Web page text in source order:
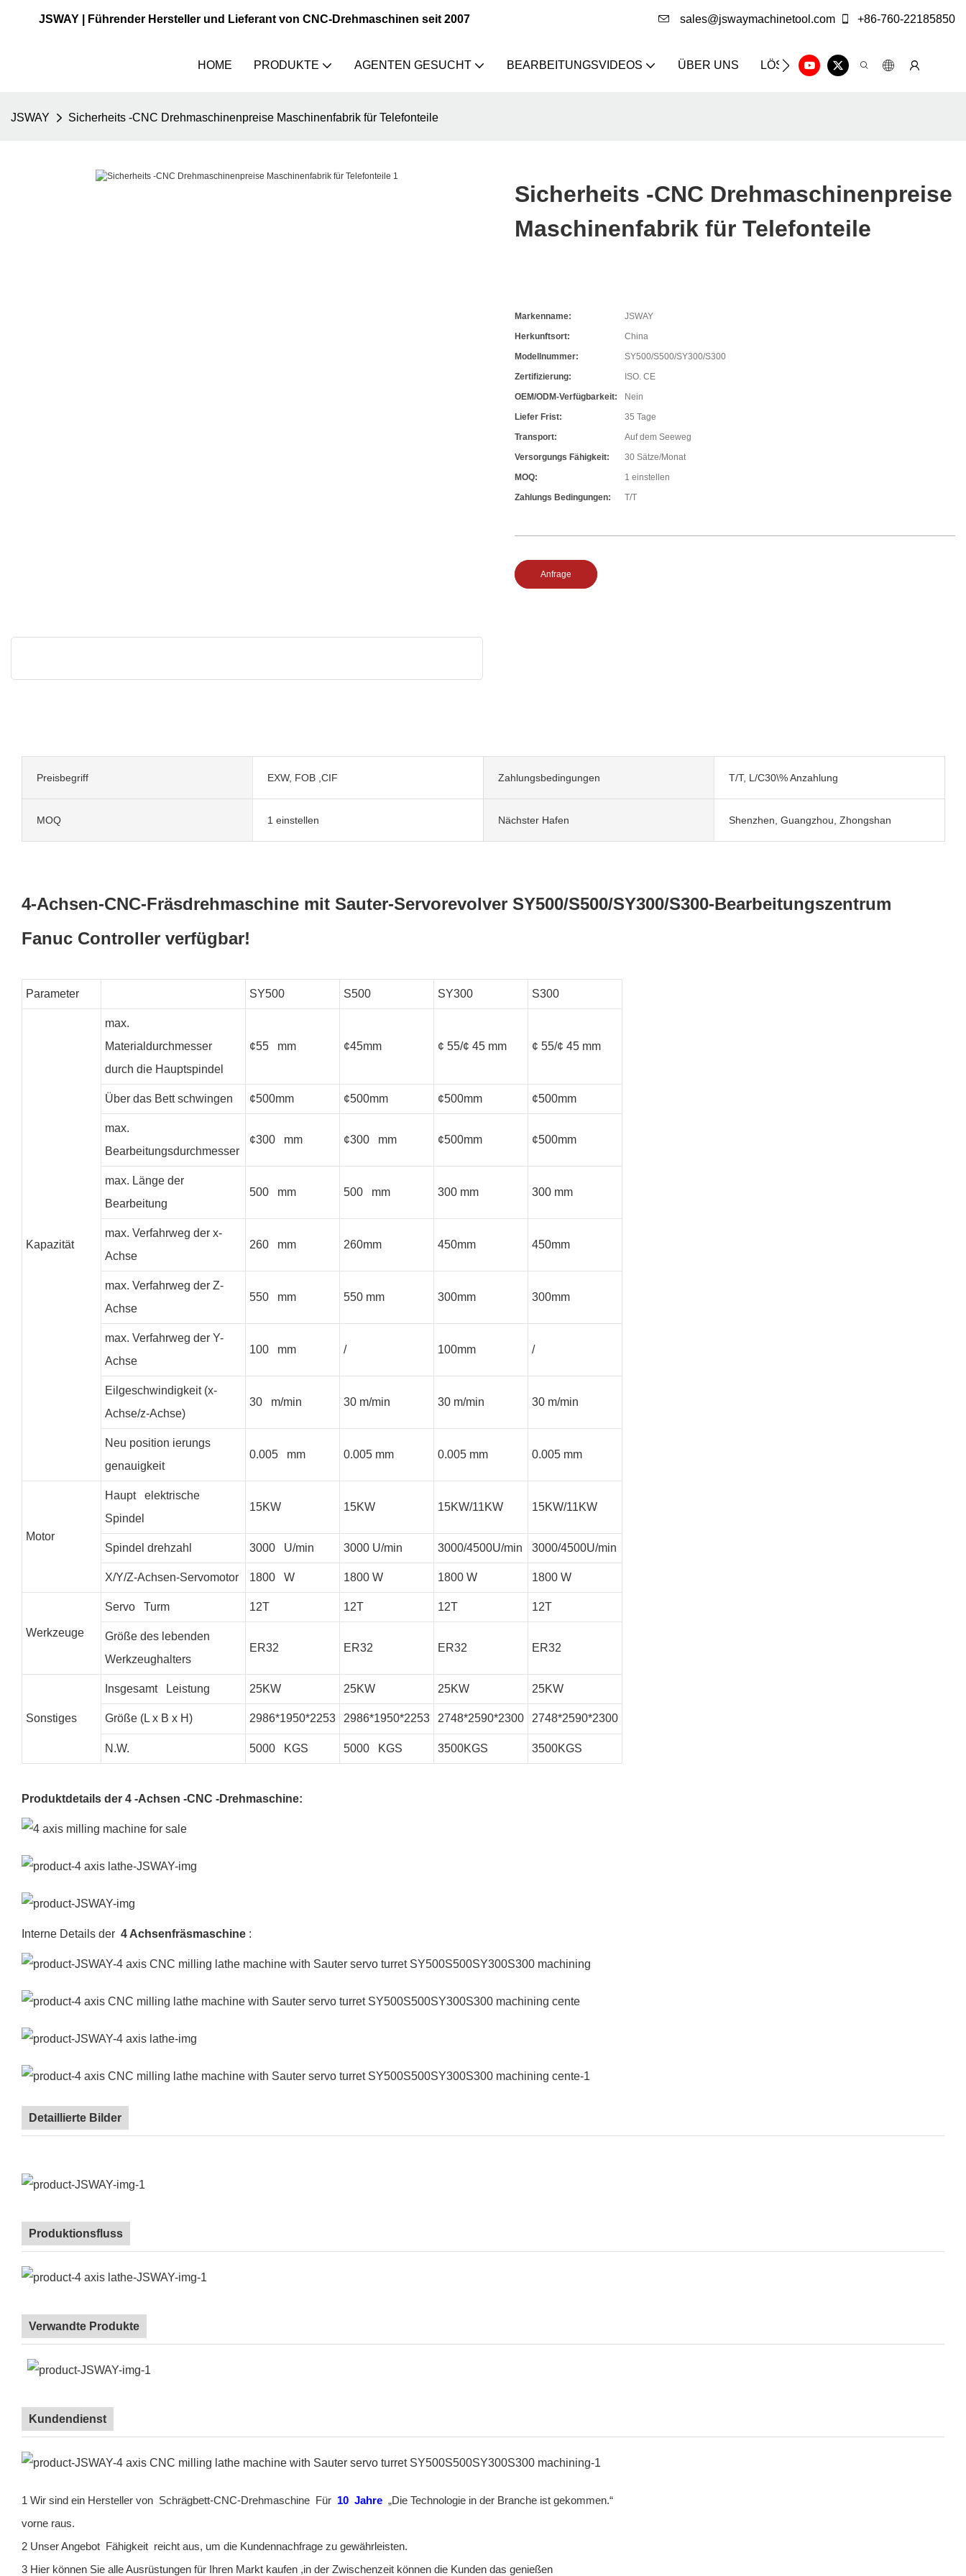
JSWAY | Führender Hersteller und Lieferant von CNC-Drehmaschinen seit 2007 sales@jswaymachinetool.com +86-760-22185850
HOME PRODUKTE AGENTEN GESUCHT BEARBEITUNGSVIDEOS ÜBER UNS LÖSUNG INFOCENTER
JSWAY Sicherheits -CNC Drehmaschinenpreise Maschinenfabrik für Telefonteile
Sicherheits -CNC Drehmaschinenpreise
Maschinenfabrik für Telefonteile
Markenname:
JSWAY
Herkunftsort:
China
Modellnummer:
SY500/S500/SY300/S300
Zertifizierung:
ISO. CE
OEM/ODM-Verfügbarkeit:
Nein
Liefer Frist:
35 Tage
Transport:
Auf dem Seeweg
Versorgungs Fähigkeit:
30 Sätze/Monat
MOQ:
1 einstellen
Zahlungs Bedingungen:
T/T
Anfrage
Preisbegriff EXW, FOB ,CIF Zahlungsbedingungen T/T, L/C30\% Anzahlung
MOQ 1 einstellen Nächster Hafen Shenzhen, Guangzhou, Zhongshan
4-Achsen-CNC-Fräsdrehmaschine mit Sauter-Servorevolver SY500/S500/SY300/S300-Bearbeitungszentrum
Fanuc Controller verfügbar!
Parameter SY500 S500 SY300 S300
Kapazität
max.
Materialdurchmesser
durch die Hauptspindel
¢55 mm ¢45mm ¢ 55/¢ 45 mm ¢ 55/¢ 45 mm
Über das Bett schwingen ¢500mm ¢500mm ¢500mm ¢500mm
max.
Bearbeitungsdurchmesser
¢300 mm ¢300 mm ¢500mm ¢500mm
max. Länge der
Bearbeitung
500 mm 500 mm 300 mm 300 mm
max. Verfahrweg der x-
Achse
260 mm 260mm 450mm 450mm
max. Verfahrweg der Z-
Achse
550 mm 550 mm 300mm 300mm
max. Verfahrweg der Y-
Achse
100 mm / 100mm /
Eilgeschwindigkeit (x-
Achse/z-Achse)
30 m/min 30 m/min 30 m/min 30 m/min
Neu position ierungs
genauigkeit
0.005 mm 0.005 mm 0.005 mm 0.005 mm
Motor
Haupt elektrische
Spindel
15KW 15KW 15KW/11KW 15KW/11KW
Spindel drehzahl 3000 U/min 3000 U/min 3000/4500U/min 3000/4500U/min
X/Y/Z-Achsen-Servomotor 1800 W 1800 W 1800 W 1800 W
Werkzeuge
Servo Turm 12T 12T 12T 12T
Größe des lebenden
Werkzeughalters
ER32 ER32 ER32 ER32
Sonstiges
Insgesamt Leistung 25KW 25KW 25KW 25KW
Größe (L x B x H) 2986*1950*2253 2986*1950*2253 2748*2590*2300 2748*2590*2300
N.W. 5000 KGS 5000 KGS 3500KGS 3500KGS
Produktdetails der 4 -Achsen -CNC -Drehmaschine:
Interne Details der 4 Achsenfräsmaschine :
Detaillierte Bilder
Produktionsfluss
Verwandte Produkte
Kundendienst
1 Wir sind ein Hersteller von Schrägbett-CNC-Drehmaschine Für 10 Jahre „Die Technologie in der Branche ist gekommen.“
vorne raus.
2 Unser Angebot
Fähigkeit reicht aus, um die Kundennachfrage zu gewährleisten.
3 Hier können Sie alle Ausrüstungen für Ihren Markt kaufen ,in der Zwischenzeit können die Kunden das genießen